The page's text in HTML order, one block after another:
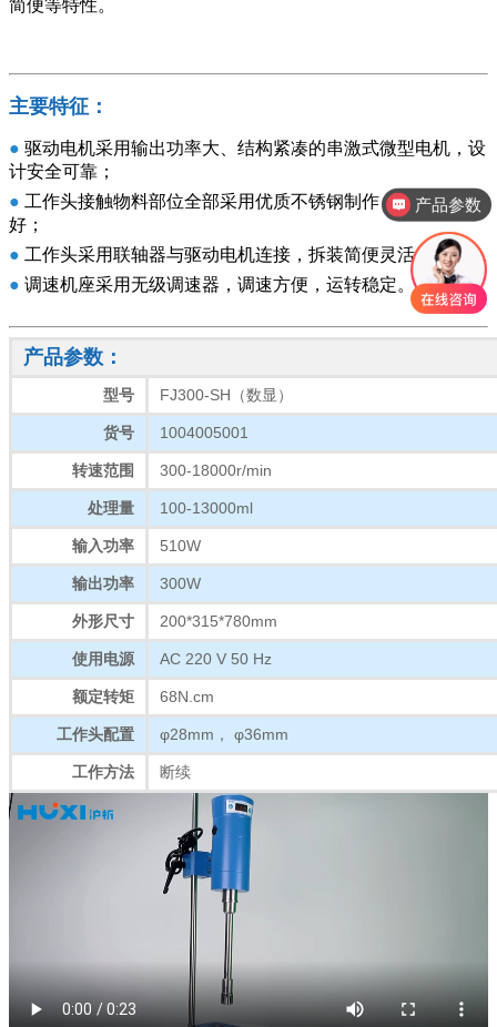
简便等特性。
主要特征：
● 驱动电机采用输出功率大、结构紧凑的串激式微型电机，设
计安全可靠；
● 工作头接触物料部位全部采用优质不锈钢制作，耐腐蚀性
好；
● 工作头采用联轴器与驱动电机连接，拆装简便灵活；
● 调速机座采用无级调速器，调速方便，运转稳定。
产品参数：
型号 FJ300-SH（数显）
货号 1004005001
转速范围 300-18000r/min
处理量 100-13000ml
输入功率 510W
输出功率 300W
外形尺寸 200*315*780mm
使用电源 AC 220 V 50 Hz
额定转矩 68N.cm
工作头配置 φ28mm， φ36mm
工作方法 断续
产品参数
产品报价